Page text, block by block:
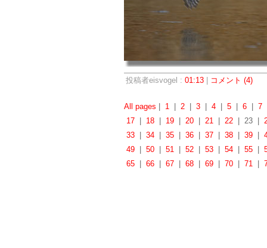
投稿者eisvogel : 01:13| コメント (4)
All pages 1 2 3 4 5 6 7
17
18 19 20 21 22 | 23 |
33
34 35 36 37 38 39
49
50 51 52 53 54 55
65
66 67 68 69 70 71